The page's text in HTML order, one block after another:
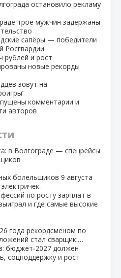
остановило рекламу
трое мужчин задержаны
сапёры — победители
Росгвардии
рублей и рост
новые рекорды
зовут на
комментарии и
авторов
в Волгограде — спецрейсы
болельщиков 9 августа
по росту зарплат в
и где самые высокие
года рекордсменом по
стал сварщик:…
бюджет‑2027 должен
соцподдержку и рост